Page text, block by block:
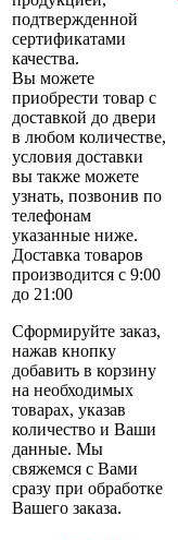
подтвержденной
сертификатами
качества.
Вы можете
приобрести товар с
доставкой до двери
в любом количестве,
условия доставки
вы также можете
узнать, позвонив по
телефонам
указанные ниже.
Доставка товаров
производится с 9:00
до 21:00
Сформируйте заказ,
нажав кнопку
добавить в корзину
на необходимых
товарах, указав
количество и Ваши
данные. Мы
свяжемся с Вами
сразу при обработке
Вашего заказа.